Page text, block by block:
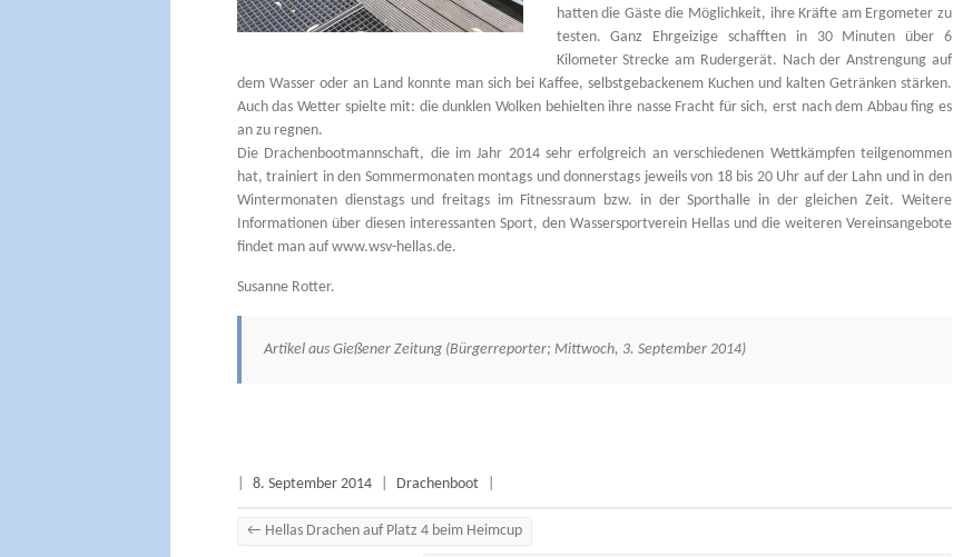
hatten die Gäste die Möglichkeit, ihre Kräfte am Ergometer zu
testen. Ganz Ehrgeizige schafften in 30 Minuten über 6
Kilometer Strecke am Rudergerät. Nach der Anstrengung auf
dem Wasser oder an Land konnte man sich bei Kaffee, selbstgebackenem Kuchen und kalten Getränken stärken.
Auch das Wetter spielte mit: die dunklen Wolken behielten ihre nasse Fracht für sich, erst nach dem Abbau fing es
an zu regnen.
Die Drachenbootmannschaft, die im Jahr 2014 sehr erfolgreich an verschiedenen Wettkämpfen teilgenommen
hat, trainiert in den Sommermonaten montags und donnerstags jeweils von 18 bis 20 Uhr auf der Lahn und in den
Wintermonaten dienstags und freitags im Fitnessraum bzw. in der Sporthalle in der gleichen Zeit. Weitere
Informationen über diesen interessanten Sport, den Wassersportverein Hellas und die weiteren Vereinsangebote
findet man auf www.wsv-hellas.de.
Susanne Rotter.
Artikel aus Gießener Zeitung (Bürgerreporter; Mittwoch, 3. September 2014)
8. September 2014 Drachenboot
← Hellas Drachen auf Platz 4 beim Heimcup